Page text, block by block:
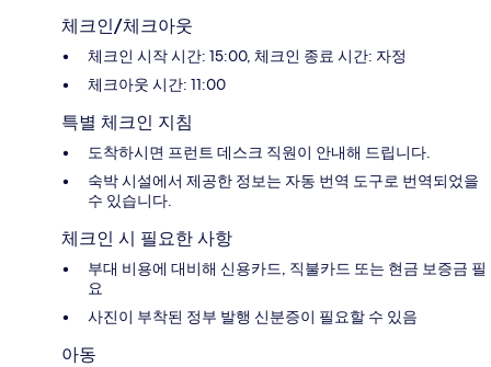
체크인/체크아웃
체크인 시작 시간: 15:00, 체크인 종료 시간: 자정
체크아웃 시간: 11:00
특별 체크인 지침
도착하시면 프런트 데스크 직원이 안내해 드립니다.
숙박 시설에서 제공한 정보는 자동 번역 도구로 번역되었을
수 있습니다.
체크인 시 필요한 사항
부대 비용에 대비해 신용카드, 직불카드 또는 현금 보증금 필
요
사진이 부착된 정부 발행 신분증이 필요할 수 있음
아동